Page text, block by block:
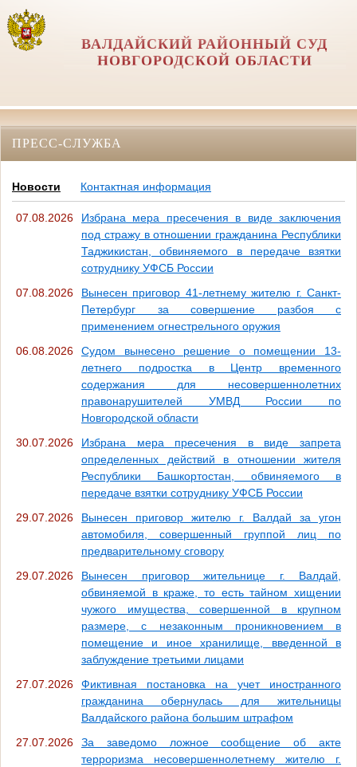
ВАЛДАЙСКИЙ РАЙОННЫЙ СУД
НОВГОРОДСКОЙ ОБЛАСТИ
ПРЕСС-СЛУЖБА
Новости Контактная информация
07.08.2026
Избрана мера пресечения в виде заключения
под стражу в отношении гражданина Республики
Таджикистан, обвиняемого в передаче взятки
сотруднику УФСБ России
07.08.2026
Вынесен приговор 41-летнему жителю г. Санкт-
Петербург за совершение разбоя с
применением огнестрельного оружия
06.08.2026
Судом вынесено решение о помещении 13-
летнего подростка в Центр временного
содержания для несовершеннолетних
правонарушителей УМВД России по
Новгородской области
30.07.2026
Избрана мера пресечения в виде запрета
определенных действий в отношении жителя
Республики Башкортостан, обвиняемого в
передаче взятки сотруднику УФСБ России
29.07.2026
Вынесен приговор жителю г. Валдай за угон
автомобиля, совершенный группой лиц по
предварительному сговору
29.07.2026
Вынесен приговор жительнице г. Валдай,
обвиняемой в краже, то есть тайном хищении
чужого имущества, совершенной в крупном
размере, с незаконным проникновением в
помещение и иное хранилище, введенной в
заблуждение третьими лицами
27.07.2026
Фиктивная постановка на учет иностранного
гражданина обернулась для жительницы
Валдайского района большим штрафом
27.07.2026
За заведомо ложное сообщение об акте
терроризма несовершеннолетнему жителю г.